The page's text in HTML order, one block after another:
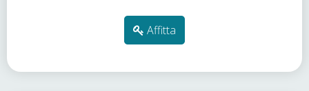
Affitta